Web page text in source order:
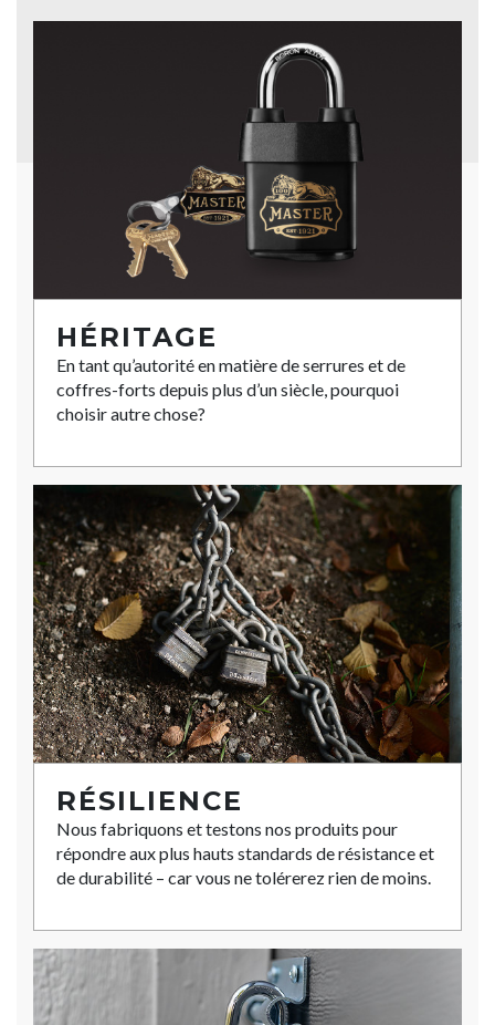
HÉRITAGE
En tant qu’autorité en matière de serrures et de
coffres-forts depuis plus d’un siècle, pourquoi
choisir autre chose?
RÉSILIENCE
Nous fabriquons et testons nos produits pour
répondre aux plus hauts standards de résistance et
de durabilité – car vous ne tolérerez rien de moins.